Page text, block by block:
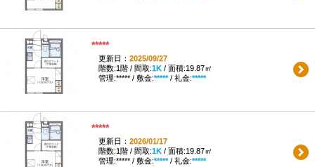
*****
更新日： 2025/09/27
階数:1階 / 間取:1K/ 面積:19.87㎡
管理:***** / 敷金:*****/ 礼金:*****
*****
更新日： 2026/01/17
階数:1階 / 間取:1K/ 面積:19.87㎡
管理:***** / 敷金:*****/ 礼金:*****